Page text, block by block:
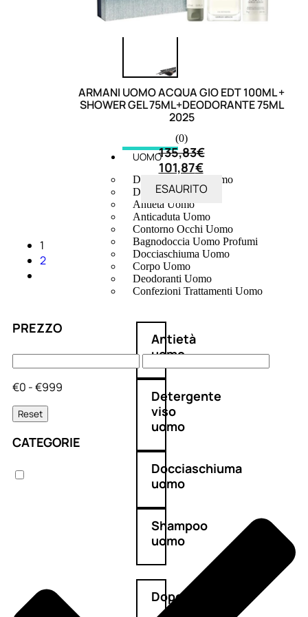
UOMO
Detergente Viso Uomo
Dopobarba Uomo
Antieta Uomo
Anticaduta Uomo
Contorno Occhi Uomo
Bagnodoccia Uomo Profumi
Docciaschiuma Uomo
Corpo Uomo
Deodoranti Uomo
Confezioni Trattamenti Uomo
Antietà
uomo
Detergente
viso
uomo
Docciaschiuma
uomo
Shampoo
uomo
Dopobarba
PREZZO
€0 - €999
Reset
CATEGORIE
ARMANI UOMO ACQUA GIO EDT 100ML +
SHOWER GEL 75ML+DEODORANTE 75ML
2025
(0)
135,83€
101,87€
ESAURITO
1
2